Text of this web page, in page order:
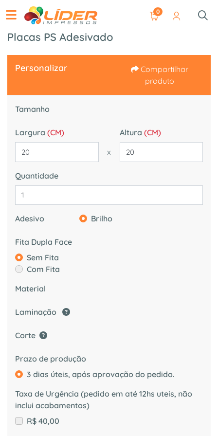
0
Placas PS Adesivado
Personalizar
Compartilhar
produto
Tamanho
Largura (CM) Altura (CM)
x
Quantidade
Adesivo Brilho
Fita Dupla Face
Sem Fita
Com Fita
Material
Laminação
Corte
Prazo de produção
3 dias úteis, após aprovação do pedido.
Taxa de Urgência (pedido em até 12hs uteis, não
inclui acabamentos)
R$ 40,00